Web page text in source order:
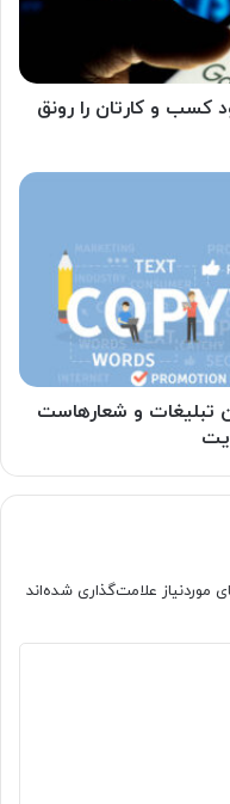
کسب و کارتان را رونق
تبلیغات و شعارهاست
علامت‌گذاری شده‌اند